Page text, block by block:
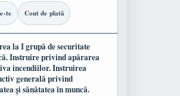
te Cont de plată
la I grupă de securitate
Instruire privind apărarea
incendiilor. Instruirea
generală privind
și sănătatea în muncă.